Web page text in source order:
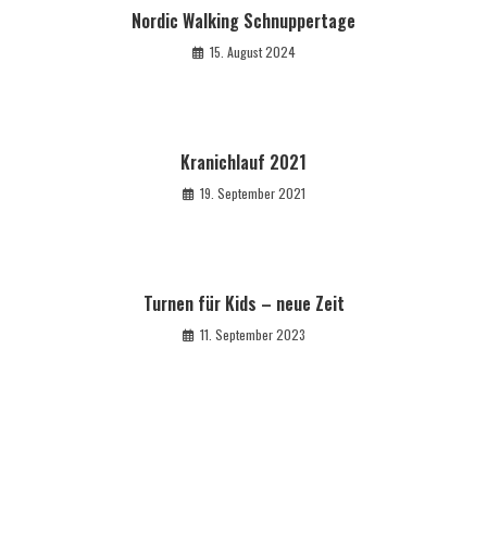
Nordic Walking Schnuppertage
15. August 2024
Kranichlauf 2021
19. September 2021
Turnen für Kids – neue Zeit
11. September 2023